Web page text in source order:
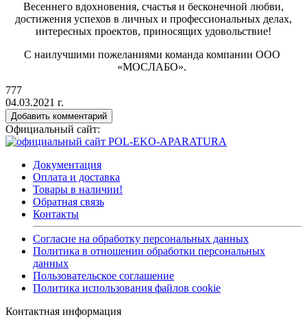
Весеннего вдохновения, счастья и бесконечной любви,
достижения успехов в личных и профессиональных делах,
интересных проектов, приносящих удовольствие!
С наилучшими пожеланиями команда компании ООО
«МОСЛАБО».
777
04.03.2021 г.
Добавить комментарий
Официальный сайт:
Документация
Оплата и доставка
Товары в наличии!
Обратная связь
Контакты
Согласие на обработку персональных данных
Политика в отношении обработки персональных
данных
Пользовательское соглашение
Политика использования файлов cookie
Контактная информация